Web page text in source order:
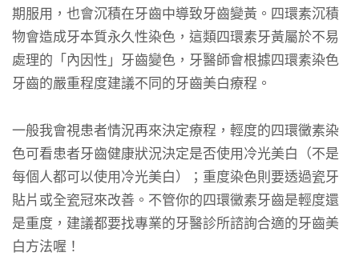
期服用，也會沉積在牙齒中導致牙齒變黃。四環素沉積
物會造成牙本質永久性染色，這類四環素牙黃屬於不易
處理的「內因性」牙齒變色，牙醫師會根據四環素染色
牙齒的嚴重程度建議不同的牙齒美白療程。
一般我會視患者情況再來決定療程，輕度的四環黴素染
色可看患者牙齒健康狀況決定是否使用冷光美白（不是
每個人都可以使用冷光美白）；重度染色則要透過瓷牙
貼片或全瓷冠來改善。不管你的四環黴素牙齒是輕度還
是重度，建議都要找專業的牙醫診所諮詢合適的牙齒美
白方法喔！